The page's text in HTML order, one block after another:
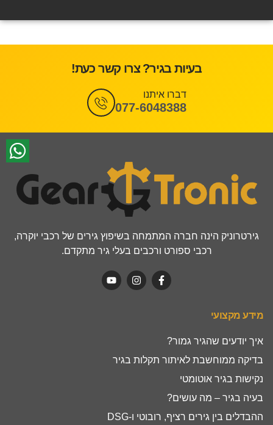
בעיות בגיר? צרו קשר כעת!
דברו איתנו
077-6048388
גירטרוניק הינה חברה המתמחה בשיפוץ גירים של רכבי יוקרה,
רכבי ספורט ורכבים בעלי גיר מתקדם.
מידע מקצועי
איך יודעים שהגיר גמור?
בדיקה ממוחשבת לאיתור תקלות בגיר
נקישות בגיר אוטומטי
בעיה בגיר – מה עושים?
ההבדלים בין גירים רציף, רובוטי ו-DSG